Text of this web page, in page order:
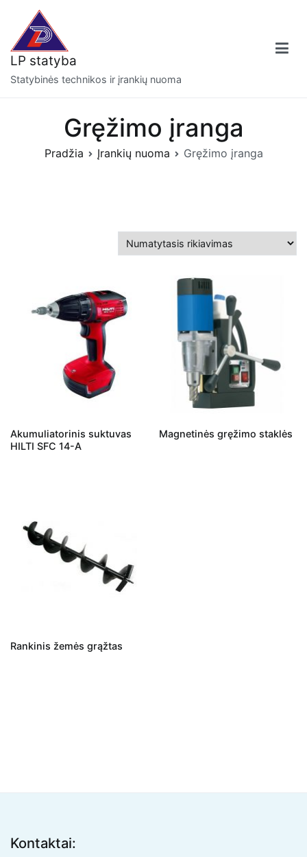
turinio
LP statyba
Statybinės technikos ir įrankių nuoma
Gręžimo įranga
Pradžia Įrankių nuoma Gręžimo įranga
Akumuliatorinis suktuvas
HILTI SFC 14-A
Magnetinės gręžimo staklės
Rankinis žemės grąžtas
Kontaktai: